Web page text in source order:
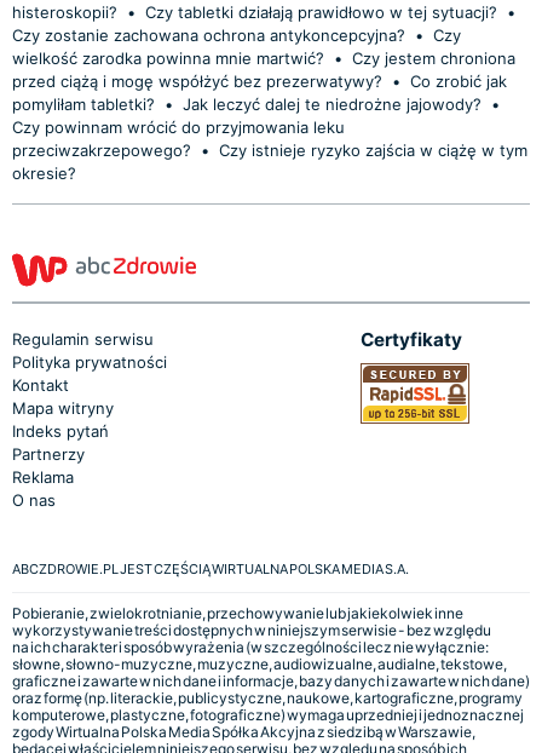
histeroskopii?
• Czy tabletki działają prawidłowo w tej sytuacji?
•
Czy zostanie zachowana ochrona antykoncepcyjna?
• Czy
wielkość zarodka powinna mnie martwić?
• Czy jestem chroniona
przed ciążą i mogę współżyć bez prezerwatywy?
• Co zrobić jak
pomyliłam tabletki?
• Jak leczyć dalej te niedrożne jajowody?
•
Czy powinnam wrócić do przyjmowania leku
przeciwzakrzepowego?
• Czy istnieje ryzyko zajścia w ciążę w tym
okresie?
Regulamin serwisu
Polityka prywatności
Kontakt
Mapa witryny
Indeks pytań
Partnerzy
Reklama
O nas
Certyfikaty
ABCZDROWIE.PL JEST CZĘŚCIĄ WIRTUALNA POLSKA MEDIA S.A.
Pobieranie, zwielokrotnianie, przechowywanie lub jakiekolwiek inne
wykorzystywanie treści dostępnych w niniejszym serwisie - bez względu
na ich charakter i sposób wyrażenia (w szczególności lecz nie wyłącznie:
słowne, słowno-muzyczne, muzyczne, audiowizualne, audialne, tekstowe,
graficzne i zawarte w nich dane i informacje, bazy danych i zawarte w nich dane)
oraz formę (np. literackie, publicystyczne, naukowe, kartograficzne, programy
komputerowe, plastyczne, fotograficzne) wymaga uprzedniej i jednoznacznej
zgody Wirtualna Polska Media Spółka Akcyjna z siedzibą w Warszawie,
będącej właścicielem niniejszego serwisu, bez względu na sposób ich